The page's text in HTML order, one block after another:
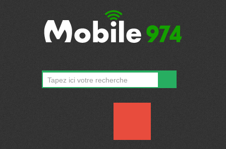
CONTACT MON COMPTE